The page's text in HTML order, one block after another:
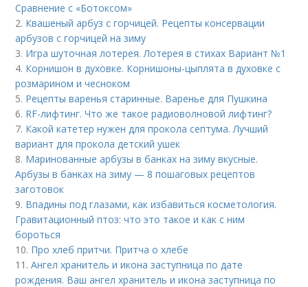
Сравнение с «Ботоксом»
2. Квашеный арбуз с горчицей. Рецепты консервации
арбузов с горчицей на зиму
3. Игра шуточная лотерея. Лотерея в стихах Вариант №1
4. Корнишон в духовке. Корнишоны-цыплята в духовке с
розмарином и чесноком
5. Рецепты варенья старинные. Варенье для Пушкина
6. RF-лифтинг. Что же такое радиоволновой лифтинг?
7. Какой катетер нужен для прокола септума. Лучший
вариант для прокола детский ушек
8. Маринованные арбузы в банках на зиму вкусные.
Арбузы в банках на зиму — 8 пошаговых рецептов
заготовок
9. Впадины под глазами, как избавиться косметология.
Гравитационный птоз: что это такое и как с ним
бороться
10. Про хлеб притчи. Притча о хлебе
11.Ангел хранитель и икона заступница по дате
рождения. Ваш ангел хранитель и икона заступница по